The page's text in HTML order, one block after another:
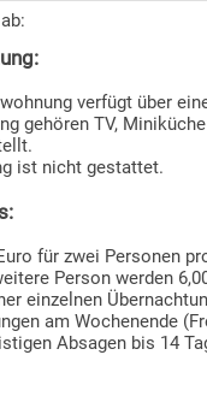
verfügt über
gehören TV,
ist nicht gestattet.
für zwei Personen
Person werden
einzelnen
am Wochenende
Absagen bis 14